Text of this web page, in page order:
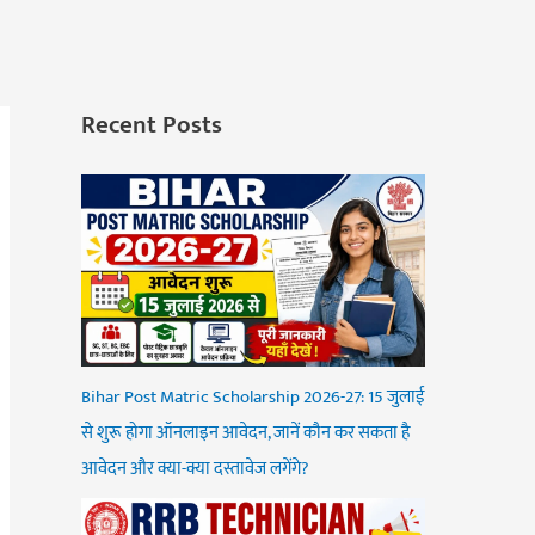
Recent Posts
Bihar Post Matric Scholarship 2026-27: 15 जुलाई
से शुरू होगा ऑनलाइन आवेदन, जानें कौन कर सकता है
आवेदन और क्या-क्या दस्तावेज लगेंगे?